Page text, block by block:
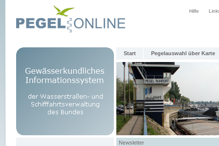
Hilfe
Start Pegelauswahl über Karte
Newsletter